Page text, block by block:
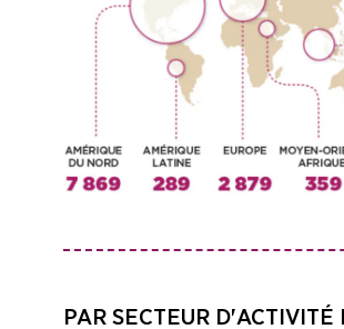
PAR SECTEUR D'ACTIVITÉ